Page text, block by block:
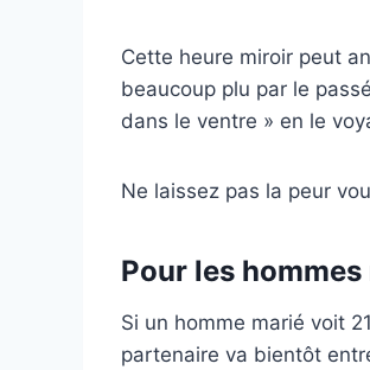
Cette heure miroir peut
beaucoup plu par le
dans le ventre » en le
Ne laissez pas la peur
Pour les
Si un homme marié voit
partenaire va bientôt